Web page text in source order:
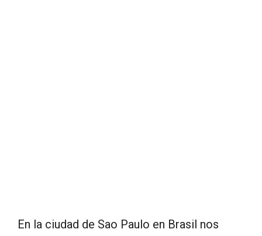
En la ciudad de Sao Paulo en Brasil nos